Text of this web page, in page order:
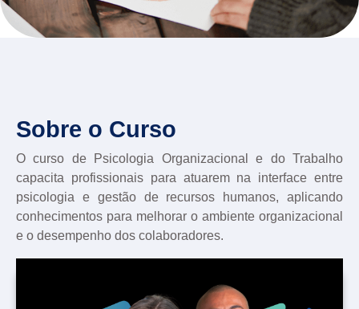
Sobre o Curso
O curso de Psicologia Organizacional e do Trabalho
capacita profissionais para atuarem na interface entre
psicologia e gestão de recursos humanos, aplicando
conhecimentos para melhorar o ambiente organizacional
e o desempenho dos colaboradores.